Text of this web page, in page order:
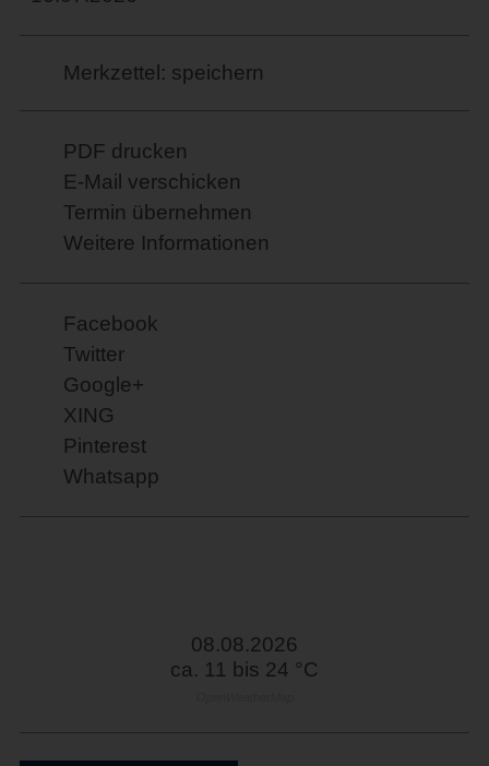
Merkzettel: speichern
PDF drucken
E-Mail verschicken
Termin übernehmen
Weitere Informationen
Facebook
Twitter
Google+
XING
Pinterest
Whatsapp
08.08.2026
ca. 11 bis 24 °C